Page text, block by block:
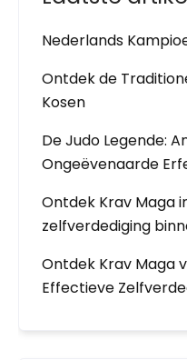
Nederlands
Ontdek de
Kosen
De Judo Legende:
Ongeëvenaarde
Ontdek Krav Maga
zelfverdediging
Ontdek Krav Maga
Effectieve